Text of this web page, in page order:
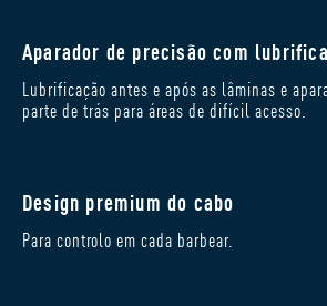
Aparador de precisão com
Lubrificação antes e após as lâminas e
parte de trás para áreas de difícil acesso.
Design premium do cabo
Para controlo em cada barbear.